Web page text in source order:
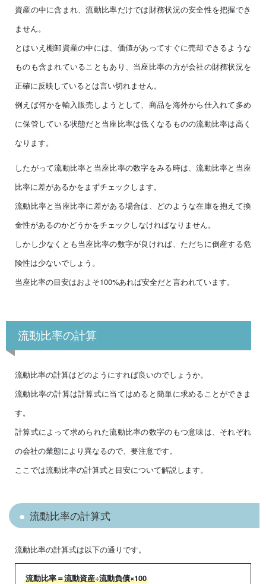
資産の中に含まれ、流動比率だけでは財務状況の安全性を把握でき
ません。
とはいえ棚卸資産の中には、価値があってすぐに売却できるような
ものも含まれていることもあり、当座比率の方が会社の財務状況を
正確に反映しているとは言い切れません。
例えば何かを輸入販売しようとして、商品を海外から仕入れて多め
に保管している状態だと当座比率は低くなるものの流動比率は高く
なります。
したがって流動比率と当座比率の数字をみる時は、流動比率と当座
比率に差があるかをまずチェックします。
流動比率と当座比率に差がある場合は、どのような在庫を抱えて換
金性があるのかどうかをチェックしなければなりません。
しかし少なくとも当座比率の数字が良ければ、ただちに倒産する危
険性は少ないでしょう。
当座比率の目安はおよそ100%あれば安全だと言われています。
流動比率の計算
流動比率の計算はどのようにすれば良いのでしょうか。
流動比率の計算は計算式に当てはめると簡単に求めることができま
す。
計算式によって求められた流動比率の数字のもつ意味は、それぞれ
の会社の業態により異なるので、要注意です。
ここでは流動比率の計算式と目安について解説します。
流動比率の計算式
流動比率の計算式は以下の通りです。
流動比率＝流動資産÷流動負債×100